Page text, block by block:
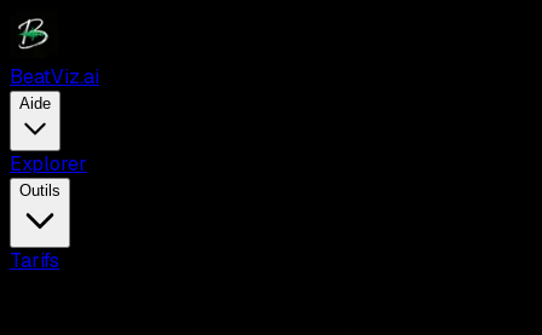
BeatViz.ai
Aide
Explorer
Outils
Tarifs